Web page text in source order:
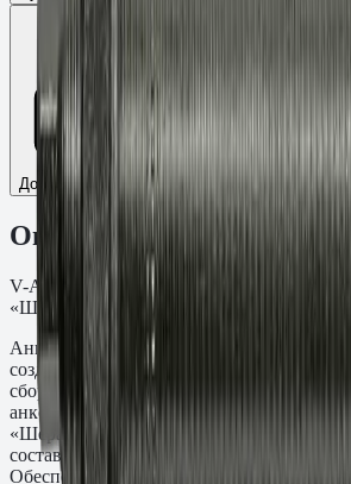
Добавить к сравнению
Описание
V-A fvz Шпилька резьба M12, L=135 мм,
«Шерардирование» кл.пр. 5.8.
Анкерная шпилька V-A fvz M12×135 мм
создания резьбовых точек крепления в
сборных железобетонных конструкциях
анкеровки. Глубина заделки — 10 мм.
«Шерардирование» кл.пр. 5.8.
составами Fasty серий VE-SF, VE-Polar,
Обеспечивает повышенную